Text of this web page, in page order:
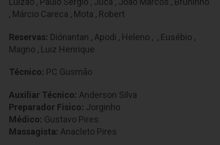
, Márcio Careca , Mota , Robert
Reservas: Diónantan , Apodi , Heleno , , Eusébio ,
Magno , Luiz Henrique
Técnico: PC Gusmão
Auxiliar Técnico: Anderson Silva
Preparador Fisico: Jorginho
Médico: Gustavo Pires
Massagista: Anacleto Pires